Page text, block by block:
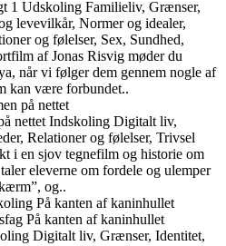
1 Udskoling Familieliv, Grænser,
levevilkår, Normer og idealer,
og følelser, Sex, Sundhed,
af Jonas Risvig møder du
når vi følger dem gennem nogle af
kan være forbundet..
på nettet
nettet Indskoling Digitalt liv,
Relationer og følelser, Trivsel
i en sjov tegnefilm og historie om
eleverne om fordele og ulemper
og..
På kanten af kaninhullet
På kanten af kaninhullet
Digitalt liv, Grænser, Identitet,